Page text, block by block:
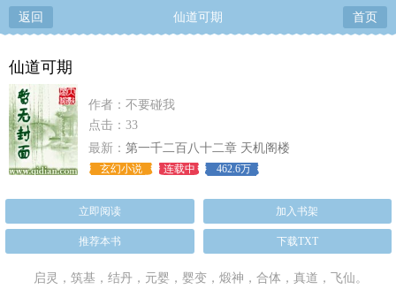
返回 仙道可期 首页
仙道可期
作者：不要碰我
点击：33
最新： 第一千二百八十二章 天机阁楼
玄幻小说 连载中 462.6万
立即阅读 加入书架
推荐本书 下载TXT
启灵，筑基，结丹，元婴，婴变，煅神，合体，真道，飞仙。